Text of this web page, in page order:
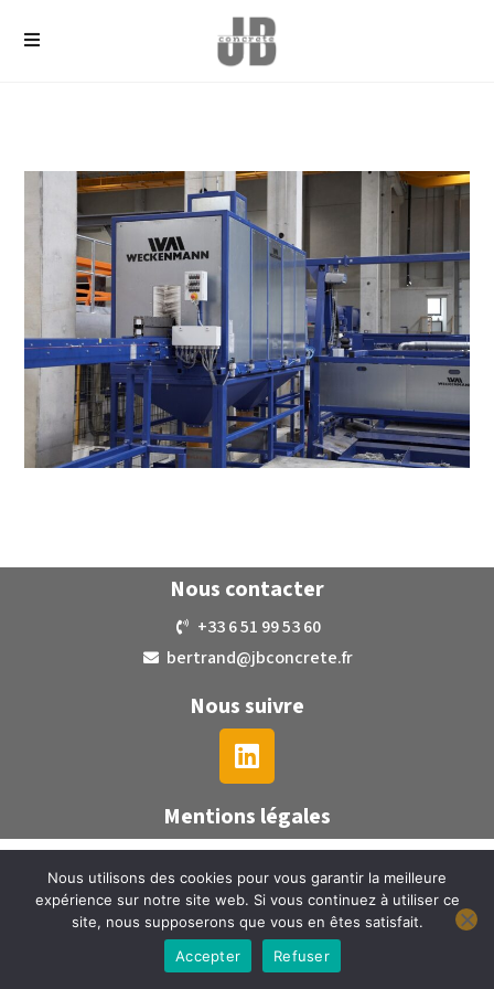
Nous contacter
+33 6 51 99 53 60
bertrand@jbconcrete.fr
Nous suivre
Mentions légales
Nous utilisons des cookies pour vous garantir la meilleure
expérience sur notre site web. Si vous continuez à utiliser ce
site, nous supposerons que vous en êtes satisfait.
Accepter
Refuser